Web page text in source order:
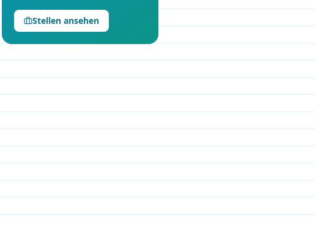
Stellen ansehen